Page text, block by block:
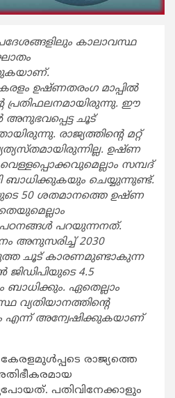
കാലാവസ്ഥ
ഉഷ്ണതരംഗ മാപ്പില്‍
പ്രതിഫലനമായിരുന്നു. ഈ
ചൂട്
രാജ്യത്തിന്റെ മറ്റ്
ഉഷ്ണ
സമ്പദ്
ബാധിക്കുകയും ചെയ്യുന്നുണ്ട്.
50 ശതമാനത്തെ ഉഷ്ണ
പഠനങ്ങള്‍ പറയുന്നനത്.
അനുസരിച്ച് 2030
ചൂട് കാരണമുണ്ടാകുന്ന
4.5
ഏതെല്ലാം
വ്യതിയാനത്തിന്റെ
എന്ന് അന്വേഷിക്കുകയാണ്
രാജ്യത്തെ
പതിവിനേക്കാളും